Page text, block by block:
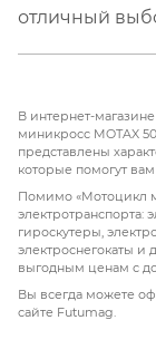
отличный
до 130 смроста. Бензиновый двухтактный
двигатель
простоту
охлаждение
оптимальную
версия (ES)
обычная
В интернет-
миникросс MOTAX
представлены
которые помогут
Помимо «Мотоцикл
электротранспорта:
гироскутеры,
электроснегокаты и
выгодным ценам с
Вы всегда можете
сайте Futumag.